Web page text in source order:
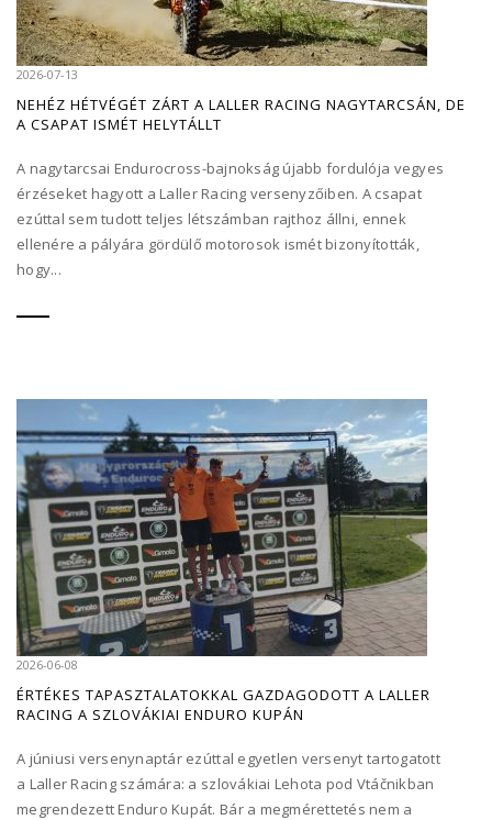
2026-07-13
NEHÉZ HÉTVÉGÉT ZÁRT A LALLER RACING NAGYTARCSÁN, DE
A CSAPAT ISMÉT HELYTÁLLT
A nagytarcsai Endurocross-bajnokság újabb fordulója vegyes
érzéseket hagyott a Laller Racing versenyzőiben. A csapat
ezúttal sem tudott teljes létszámban rajthoz állni, ennek
ellenére a pályára gördülő motorosok ismét bizonyították,
hogy...
2026-06-08
ÉRTÉKES TAPASZTALATOKKAL GAZDAGODOTT A LALLER
RACING A SZLOVÁKIAI ENDURO KUPÁN
A júniusi versenynaptár ezúttal egyetlen versenyt tartogatott
a Laller Racing számára: a szlovákiai Lehota pod Vtáčnikban
megrendezett Enduro Kupát. Bár a megmérettetés nem a